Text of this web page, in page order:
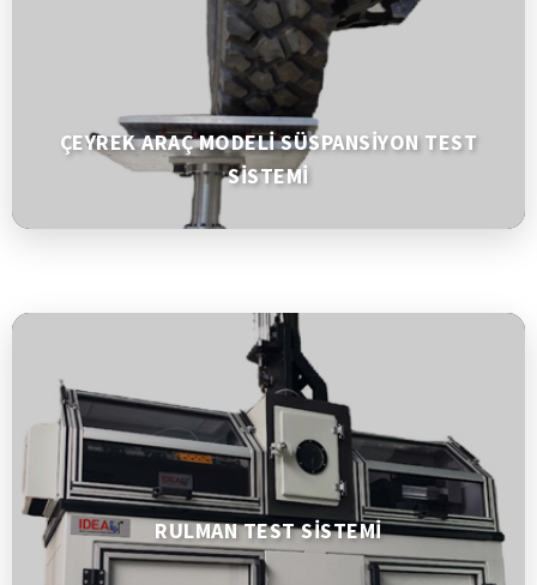
ÇEYREK ARAÇ MODELİ SÜSPANSİYON TEST
SİSTEMİ
RULMAN TEST SİSTEMİ
,